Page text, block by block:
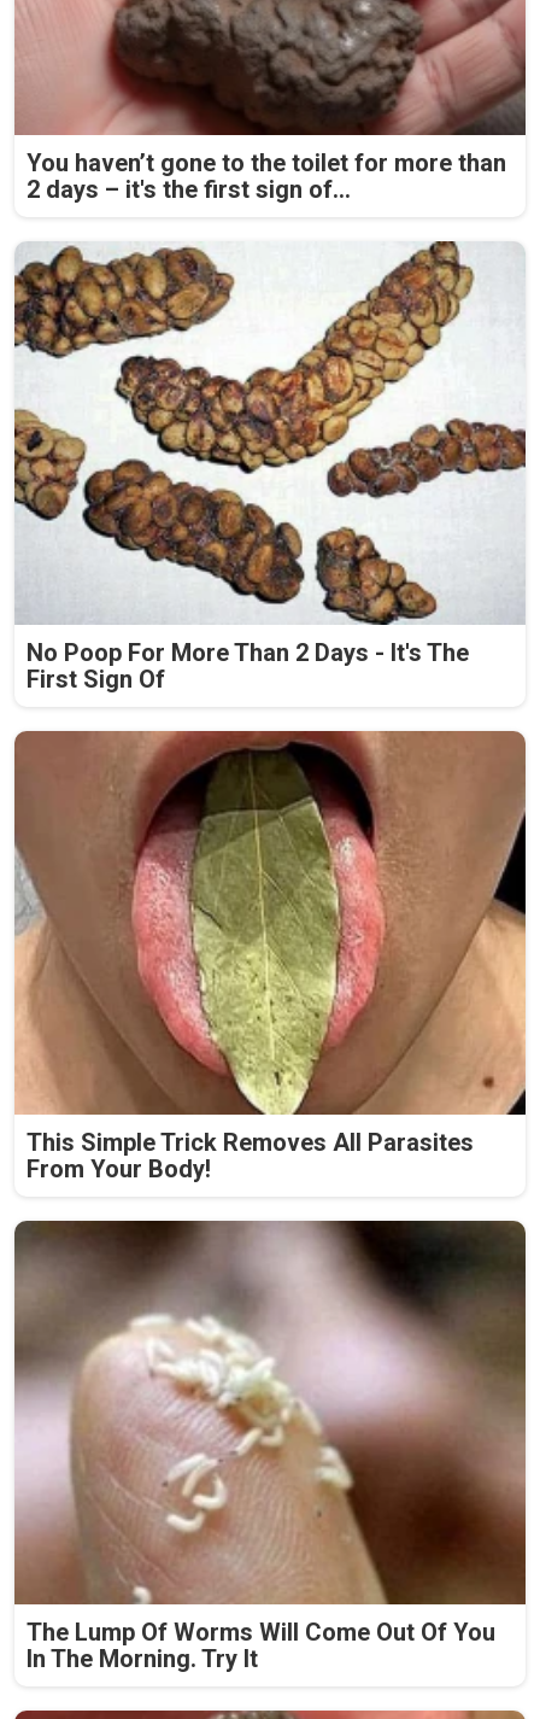
You haven’t gone to the toilet for more than
2 days – it's the first sign of...
No Poop For More Than 2 Days - It's The
First Sign Of
This Simple Trick Removes All Parasites
From Your Body!
The Lump Of Worms Will Come Out Of You
In The Morning. Try It